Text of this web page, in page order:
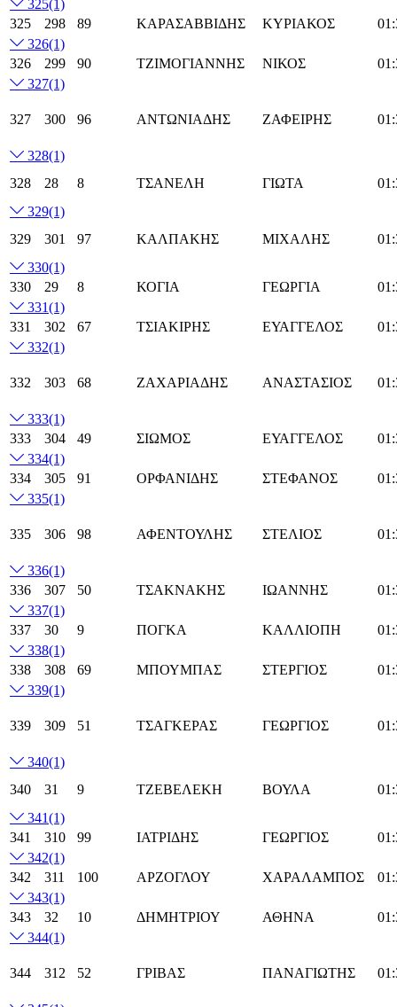
325(1)
325
298 89 ΚΑΡΑΣΑΒΒΙΔΗΣ ΚΥΡΙΑΚΟΣ
326(1)
326
299 90 ΤΖΙΜΟΓΙΑΝΝΗΣ ΝΙΚΟΣ
327(1)
327 300 96 ΑΝΤΩΝΙΑΔΗΣ ΖΑΦΕΙΡΗΣ
328(1)
328
28 8 ΤΣΑΝΕΛΗ ΓΙΩΤΑ
329(1)
329
301 97 ΚΑΛΠΑΚΗΣ ΜΙΧΑΛΗΣ
330(1)
330
29 8 ΚΟΓΙΑ ΓΕΩΡΓΙΑ
331(1)
331
302 67 ΤΣΙΑΚΙΡΗΣ ΕΥΑΓΓΕΛΟΣ
332(1)
332 303 68 ΖΑΧΑΡΙΑΔΗΣ ΑΝΑΣΤΑΣΙΟΣ
333(1)
333
304 49 ΣΙΩΜΟΣ ΕΥΑΓΓΕΛΟΣ
334(1)
334
305 91 ΟΡΦΑΝΙΔΗΣ ΣΤΕΦΑΝΟΣ
335(1)
335 306 98 ΑΦΕΝΤΟΥΛΗΣ ΣΤΕΛΙΟΣ
336(1)
336
307 50 ΤΣΑΚΝΑΚΗΣ ΙΩΑΝΝΗΣ
337(1)
337
30 9 ΠΟΓΚΑ ΚΑΛΛΙΟΠΗ
338(1)
338
308 69 ΜΠΟΥΜΠΑΣ ΣΤΕΡΓΙΟΣ
339(1)
339 309 51 ΤΣΑΓΚΕΡΑΣ ΓΕΩΡΓΙΟΣ
340(1)
340
31 9 ΤΖΕΒΕΛΕΚΗ ΒΟΥΛΑ
341(1)
341
310 99 ΙΑΤΡΙΔΗΣ ΓΕΩΡΓΙΟΣ
342(1)
342
311 100 ΑΡΖΟΓΛΟΥ ΧΑΡΑΛΑΜΠΟΣ
343(1)
343
32 10 ΔΗΜΗΤΡΙΟΥ ΑΘΗΝΑ
344(1)
344 312 52 ΓΡΙΒΑΣ ΠΑΝΑΓΙΩΤΗΣ